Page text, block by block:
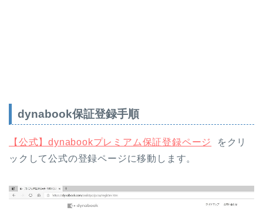
dynabook保証登録手順
【公式】dynabookプレミアム保証登録ページ
をクリ
ックして公式の登録ページに移動します。